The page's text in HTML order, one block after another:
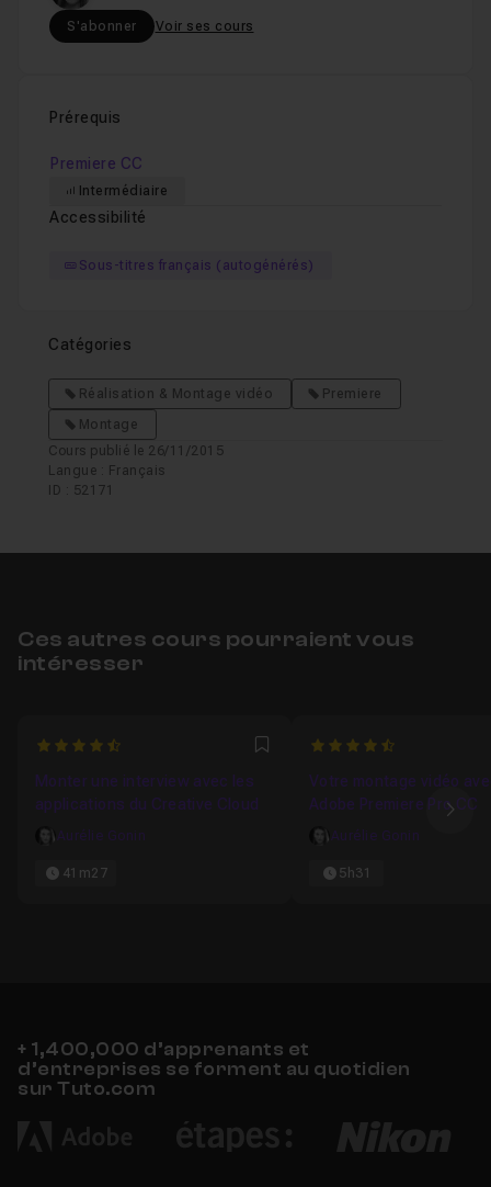
S'abonner Voir ses cours
Prérequis
Premiere CC
Intermédiaire
Accessibilité
Sous-titres français (autogénérés)
Catégories
Réalisation & Montage vidéo
Premiere
Montage
Cours publié le 26/11/2015
Langue : Français
ID : 52171
Ces autres cours pourraient vous
intéresser
4.8055555555556 Favori
Monter une interview avec les
applications du Creative Cloud
Aurélie Gonin
41m27
4.9090909090909
Votre montage vidéo
Adobe Premiere Pro CC
Aurélie Gonin
5h31
+ 1,400,000 d’apprenants et
d’entreprises se forment au quotidien
sur Tuto.com